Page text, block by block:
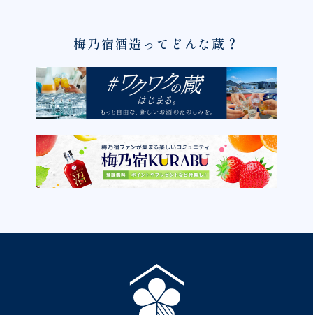
梅乃宿酒造ってどんな蔵？